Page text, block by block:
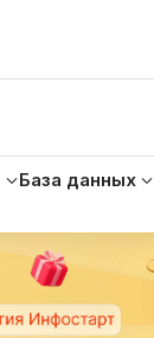
База данных